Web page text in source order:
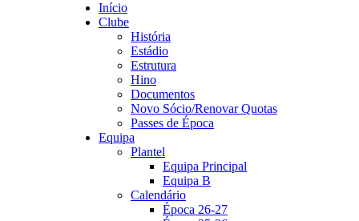
Início
Clube
História
Estádio
Estrutura
Hino
Documentos
Novo Sócio/Renovar Quotas
Passes de Época
Equipa
Plantel
Equipa Principal
Equipa B
Calendário
Época 26-27